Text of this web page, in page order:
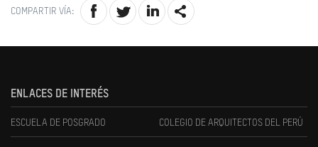
COMPARTIR VÍA:
ENLACES DE INTERÉS
ESCUELA DE POSGRADO COLEGIO DE ARQUITECTOS DEL PERÚ